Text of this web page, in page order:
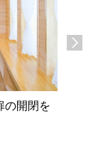
の開閉を